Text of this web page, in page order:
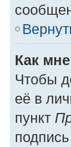
Как
Чтобы
её в
пункт